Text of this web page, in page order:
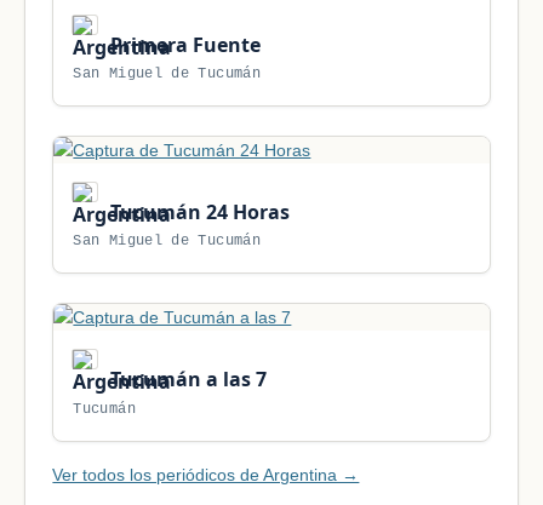
Primera Fuente
San Miguel de Tucumán
Tucumán 24 Horas
San Miguel de Tucumán
Tucumán a las 7
Tucumán
Ver todos los periódicos de Argentina →